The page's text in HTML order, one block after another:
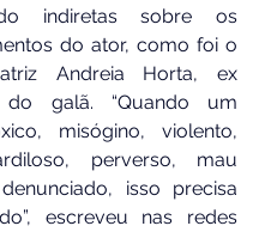
indiretas sobre os
do ator, como foi o
Andreia Horta, ex
do galã. “Quando um
misógino, violento,
perverso, mau
isso precisa
escreveu nas redes